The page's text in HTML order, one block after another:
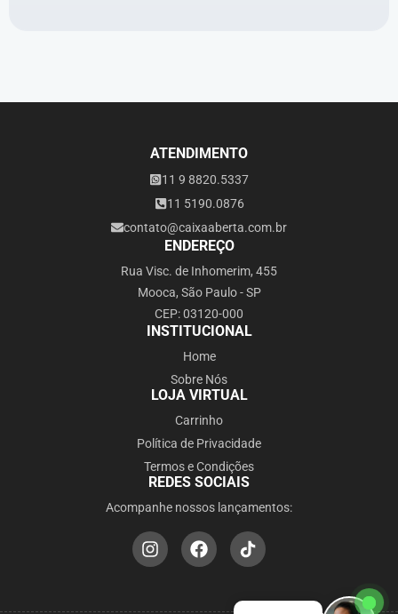
ATENDIMENTO
11 9 8820.5337
11 5190.0876
contato@caixaaberta.com.br
ENDEREÇO
Rua Visc. de Inhomerim, 455
Mooca, São Paulo - SP
CEP: 03120-000
INSTITUCIONAL
Home
Sobre Nós
LOJA VIRTUAL
Carrinho
Política de Privacidade
Termos e Condições
REDES SOCIAIS
Acompanhe nossos lançamentos: